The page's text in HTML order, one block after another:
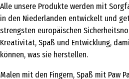
Alle unsere Produkte werden mit
in den Niederlanden entwickelt und
strengsten europäischen
Kreativität, Spaß und Entwicklung,
können, was sie herstellen.
Malen mit den Fingern, Spaß mit Paw